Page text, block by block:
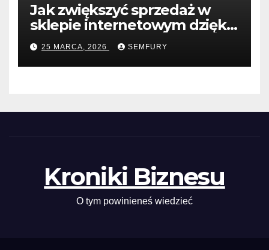
Jak zwiększyć sprzedaż w
sklepie internetowym dzięki
SEO
25 MARCA, 2026 SEMFURY
Kroniki Biznesu
O tym powinieneś wiedzieć